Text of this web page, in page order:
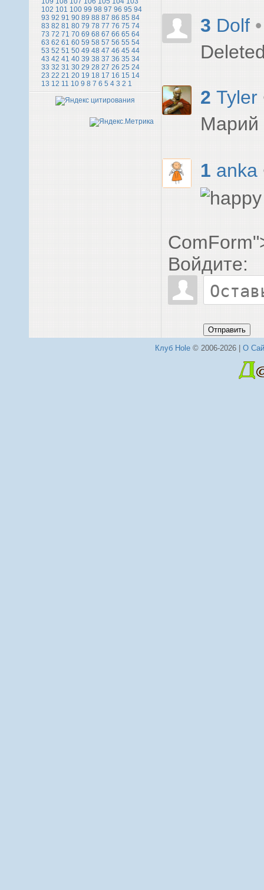
102 101 100 99 98 97 96 95 94
93 92 91 90 89 88 87 86 85 84
83 82 81 80 79 78 77 76 75 74
73 72 71 70 69 68 67 66 65 64
63 62 61 60 59 58 57 56 55 54
53 52 51 50 49 48 47 46 45 44
43 42 41 40 39 38 37 36 35 34
33 32 31 30 29 28 27 26 25 24
23 22 21 20 19 18 17 16 15 14
13 12 11 10 9 8 7 6 5 4 3 2 1
3 Dolf
2 Tyler
Марий
1 anka
Войдите:
Отправить
Клуб Hole© 2006-2026 | О